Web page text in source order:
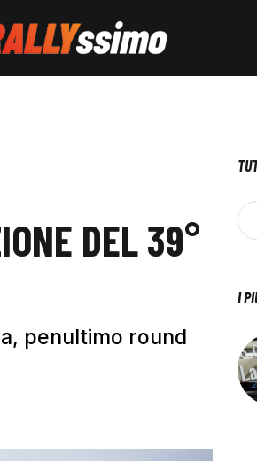
DEL 39°
penultimo round
I